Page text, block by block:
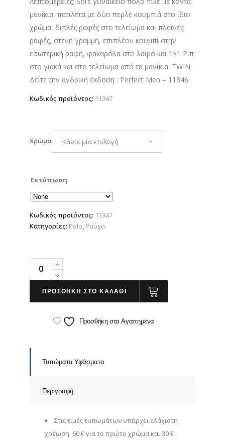
μανίκια, πατιλέτα με δύο περλέ κουμπιά στο ίδιο
χρώμα, διπλές ραφές στο τελείωμα και πλαϊνές
ραφές, στενή γραμμή, επιπλέον κουμπί στην
εσωτερική ραφή, φακαρόλα στο λαιμό και 1×1 Ριπ
στο γιακά και στο τελείωμα από τα μανίκια. TWIN:
Δείτε την ανδρική έκδοση : Perfect Men – 11346
Κωδικός προϊόντος: 11347
Χρώμα Κάντε μία επιλογή
Εκτύπωση
Κωδικός προϊόντος: 11347
Κατηγορίες: Polo Ρούχα
Sol's
Women
quantity
ΠΡΟΣΘΗΚΗ ΣΤΟ ΚΑΛΑΘΙ
Προσθήκη στα Αγαπημένα
Τυπώματα Υφάσματα
Περιγραφή
Στις τιμές τυπωμάτων υπάρχει ελάχιστη
χρέωση 60 € για το πρώτο χρώμα και 30 €